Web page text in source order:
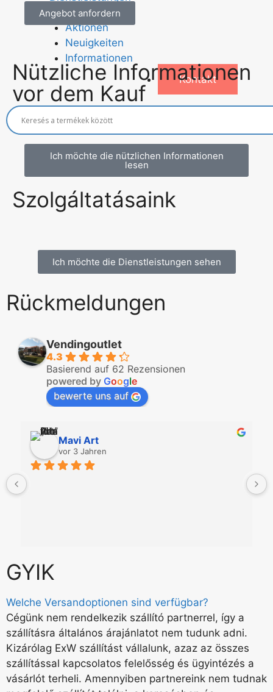
Blog
Aktionen
Neuigkeiten
Informationen
Kontakt
Angebot anfordern
Nützliche Informationen
vor dem Kauf
Ich möchte die nützlichen Informationen
lesen
Szolgáltatásaink
Ich möchte die Dienstleistungen sehen
Rückmeldungen
Vendingoutlet
4.3
Basierend auf 62 Rezensionen
powered by Google
bewerte uns auf
Mavi Art
vor 3 Jahren
GYIK
Welche Versandoptionen sind verfügbar?
Cégünk nem rendelkezik szállító partnerrel, így a
szállításra általános árajánlatot nem tudunk adni.
Kizárólag ExW szállítást vállalunk, azaz az összes
szállítással kapcsolatos felelősség és ügyintézés a
vásárlót terheli. Amennyiben partnereink nem tudnak